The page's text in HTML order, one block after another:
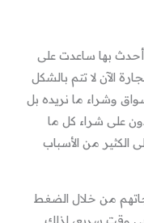
أحدث بها ساعدت على
الآن لا تتم بالشكل
وشراء ما نريده بل
على شراء كل ما
الكثير من الأسباب
من خلال الضغط
في وقت سريع، لذلك